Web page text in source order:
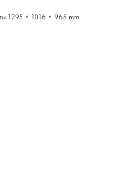
1295 × 1016 × 965 mm